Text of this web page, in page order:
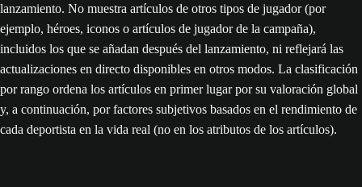
lanzamiento. No muestra artículos de otros tipos de jugador (por
ejemplo, héroes, iconos o artículos de jugador de la campaña),
incluidos los que se añadan después del lanzamiento, ni reflejará las
actualizaciones en directo disponibles en otros modos. La clasificación
por rango ordena los artículos en primer lugar por su valoración global
y, a continuación, por factores subjetivos basados en el rendimiento de
cada deportista en la vida real (no en los atributos de los artículos).